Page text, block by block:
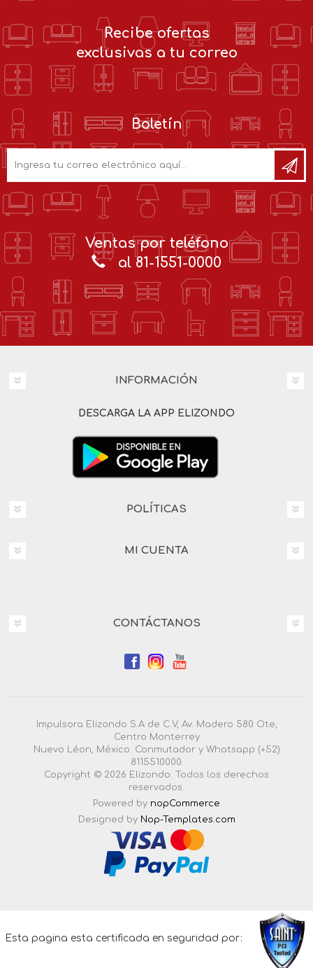
Recibe ofertas
exclusivas a tu correo
Boletín
Ventas por teléfono
al 81-1551-0000
INFORMACIÓN
DESCARGA LA APP ELIZONDO
POLÍTICAS
MI CUENTA
CONTÁCTANOS
Impulsora Elizondo S.A de C.V, Av. Madero 580 Ote,
Centro Monterrey
Nuevo Léon, México. Conmutador y Whatsapp (+52)
8115510000.
Copyright © 2026 Elizondo. Todos los derechos
reservados.
Powered by nopCommerce
Designed by Nop-Templates.com
Esta pagina esta certificada en seguridad por: